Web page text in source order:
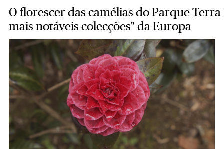
O florescer das camélias do Parque Terra
mais notáveis colecções" da Europa